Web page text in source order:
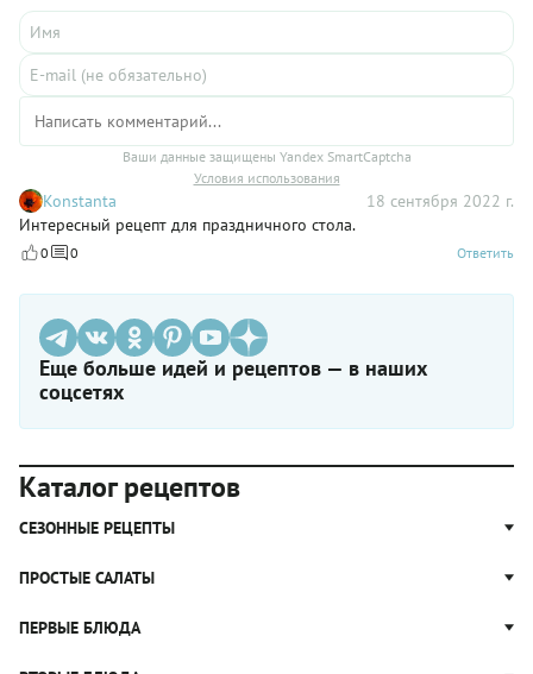
Ваши данные защищены Yandex SmartCaptcha
Условия использования
Konstanta
18 сентября 2022 г.
Интересный рецепт для праздничного стола.
0 0 Ответить
Еще больше идей и рецептов — в наших
соцсетях
Каталог рецептов
СЕЗОННЫЕ РЕЦЕПТЫ
Рецепты из капусты
Рецепты с грибами
Яблочные пироги
ПРОСТЫЕ САЛАТЫ
Простые салаты
ПЕРВЫЕ БЛЮДА
Щи